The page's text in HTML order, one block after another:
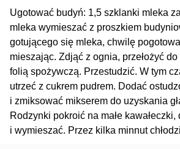
Ugotować budyń: 1,5 szklanki mleka
mleka wymieszać z proszkiem
gotującego się mleka, chwilę
mieszając. Zdjąć z ognia, przełożyć
folią spożywczą. Przestudzić. W tym
utrzeć z cukrem pudrem. Dodać
i zmiksować mikserem do uzyskania
Rodzynki pokroić na małe
i wymieszać. Przez kilka minnut